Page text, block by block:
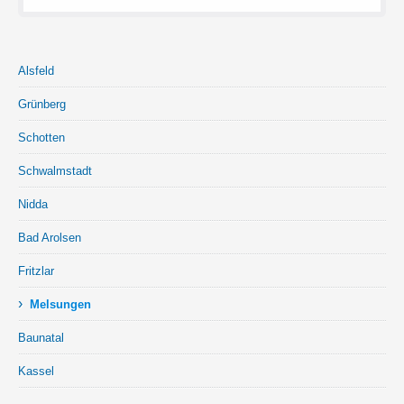
Alsfeld
Grünberg
Schotten
Schwalmstadt
Nidda
Bad Arolsen
Fritzlar
› Melsungen
Baunatal
Kassel